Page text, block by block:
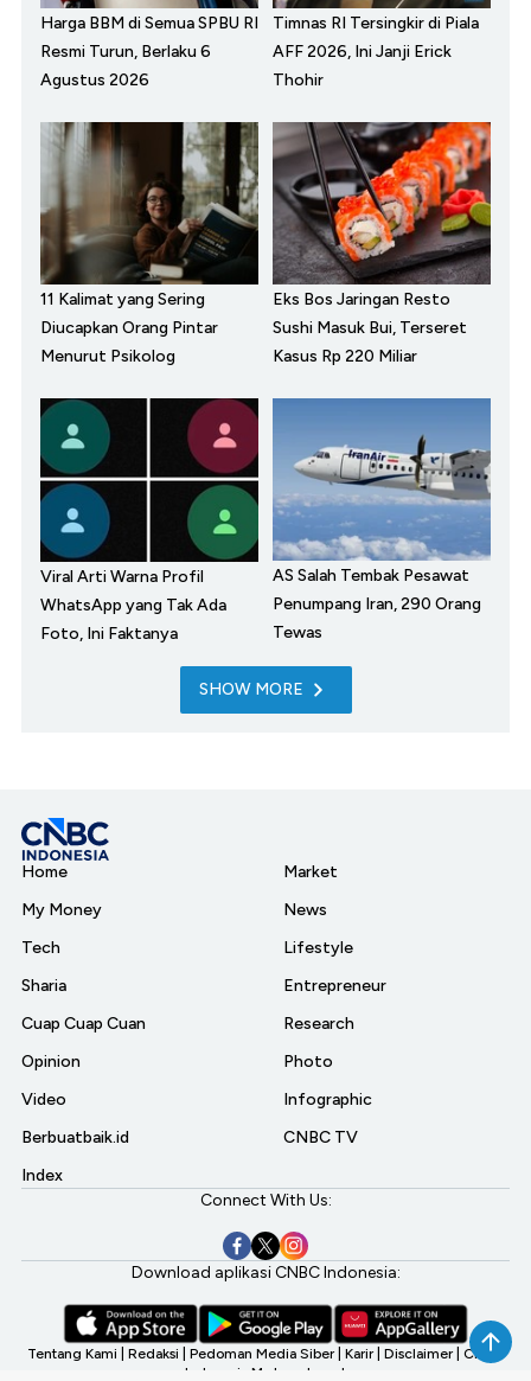
Harga BBM di Semua SPBU RI
Resmi Turun, Berlaku 6
Agustus 2026
Timnas RI Tersingkir di Piala
AFF 2026, Ini Janji Erick
Thohir
11 Kalimat yang Sering
Diucapkan Orang Pintar
Menurut Psikolog
Eks Bos Jaringan Resto
Sushi Masuk Bui, Terseret
Kasus Rp 220 Miliar
Viral Arti Warna Profil
WhatsApp yang Tak Ada
Foto, Ini Faktanya
AS Salah Tembak Pesawat
Penumpang Iran, 290 Orang
Tewas
SHOW MORE
Home
My Money
Tech
Sharia
Cuap Cuap Cuan
Opinion
Video
Berbuatbaik.id
Index
Market
News
Lifestyle
Entrepreneur
Research
Photo
Infographic
CNBC TV
Connect With Us:
Download aplikasi CNBC Indonesia:
Tentang Kami Redaksi Pedoman Media Siber Karir Disclaimer CNBC
Indonesia My Investment